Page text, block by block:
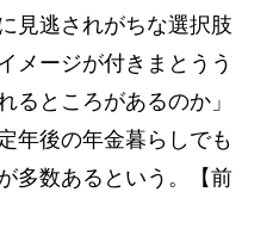
見逃されがちな選択肢
メージが付きまとうう
るところがあるのか」
年後の年金暮らしでも
多数あるという。【前